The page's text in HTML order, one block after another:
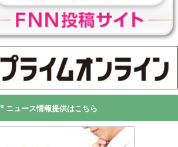
ニュース情報提供はこちら